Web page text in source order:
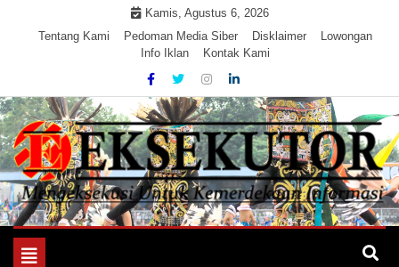
Kamis, Agustus 6, 2026
Tentang Kami
Pedoman Media Siber Disklaimer
Lowongan
Info Iklan
Kontak Kami
EKSEKUTOR
Mengeksekusi Berita Untuk Kemerdekaan dan Keadilan
Toggle